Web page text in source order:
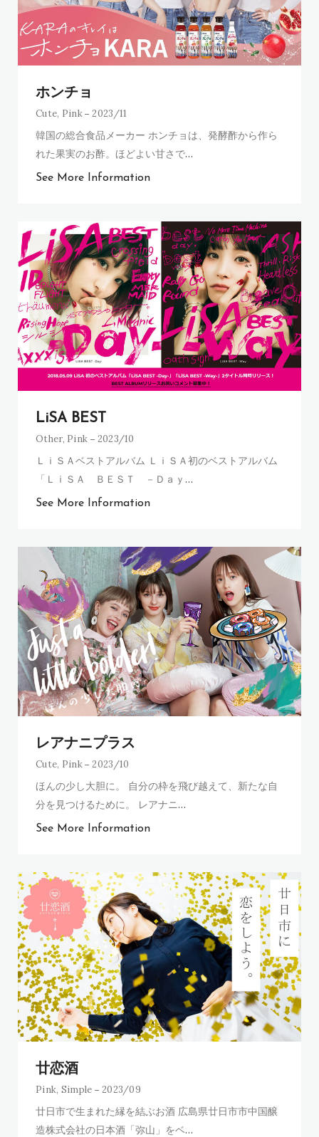
ホンチョ
Cute, Pink 2023/11
韓国の総合食品メーカー ホンチョは、発酵酢から作ら
れた果実のお酢。ほどよい甘さで…
See More Information
LiSA BEST
Other, Pink 2023/10
ＬｉＳＡベストアルバム ＬｉＳＡ初のベストアルバム
「ＬｉＳＡ ＢＥＳＴ －Ｄａｙ …
See More Information
レアナニプラス
Cute, Pink 2023/10
ほんの少し大胆に。 自分の枠を飛び越えて、新たな自
分を見つけるために。 レアナニ …
See More Information
廿恋酒
Pink, Simple 2023/09
廿日市で生まれた縁を結ぶお酒 広島県廿日市市中国醸
造株式会社の日本酒「弥山」をベ…